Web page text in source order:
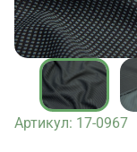
Артикул: 17-0967